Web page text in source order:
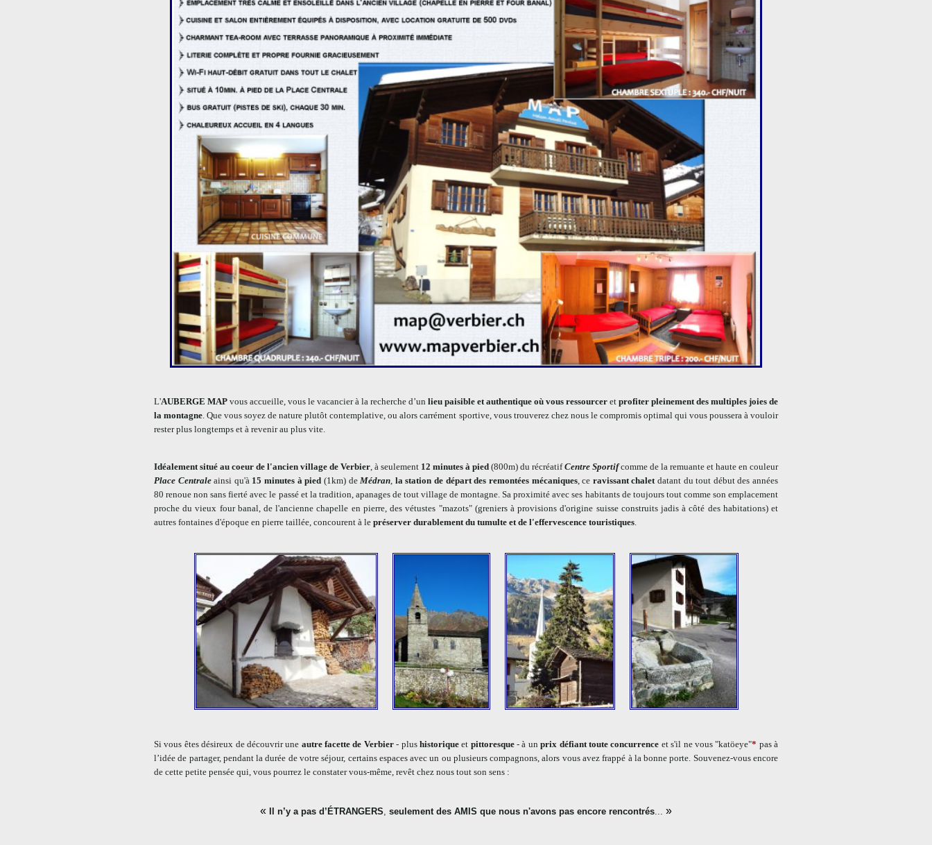
05/01/2022 PRIX "TRAVELLERS' CHOICE 2014" DÉCERNÉ PAR TRIPADVISOR
Nous sommes très fiers et reconnaissants d'avoir obtenu le prix "Travellers' Choice 2014" décerné par Tripadvisor, la plateforme Internet mondialement connue, dans la
05/01/2022
COURT-MÉTRAGE TOURNÉ EN PARTIE AU MAP, ARTICLES DE PRESSE ET REPORTAGE-RADIO À PROPOS DU MAP : "L'ÉCHO MAGAZINE"
(N°5-03.02.2011), "FEMINA MAGAZINE" (N°51-16.12.2012), "7 SKY MAGAZINE" ET "RHÔNE-FM" (14.01.2012)
COURT-MÉTRAGE CSI VERBIER RÉALISÉ PAR LETICIA, LUCAS ET SAMUEL ARTICLES DE PRESSE DE L'ÉCHO MAGAZINE, FEMINA MAGAZINE ET 7 SKY
Lire la suite...
L'AUBERGE MAP vous accueille, vous le vacancier à la recherche d’un lieu paisible et authentique où vous ressourcer et profiter pleinement des multiples joies de
la montagne. Que vous soyez de nature plutôt contemplative, ou alors carrément sportive, vous trouverez chez nous le compromis optimal qui vous poussera à vouloir
rester plus longtemps et à revenir au plus vite.
Idéalement situé au coeur de l'ancien village de Verbier, à seulement 12 minutes à pied (800m) du récréatifCentre Sportifcomme de la remuante et haute en couleur
Place Centraleainsi qu'à 15 minutes à pied (1km) de Médran, la station de départ des remontées mécaniques, ce ravissant chaletdatant du tout début des années
80 renoue non sans fierté avec le passé et la tradition, apanages de tout village de montagne. Sa proximité avec ses habitants de toujours tout comme son emplacement
proche du vieux four banal, de l'ancienne chapelle en pierre, des vétustes "mazots" (greniers à provisions d'origine suisse construits jadis à côté des habitations) et
autres fontaines d'époque en pierre taillée, concourent à le préserver durablement du tumulte et de l'effervescence touristiques.
Si vous êtes désireux de découvrir une autre facette de Verbier- plus historiqueet pittoresque- à unprix défiant toute concurrence et s'il ne vous "katöeye"* pas à
l’idée de partager, pendant la durée de votre séjour, certains espaces avec un ou plusieurs compagnons, alors vous avez frappé à la bonne porte. Souvenez-vous encore
de cette petite pensée qui, vous pourrez le constater vous-même, revêt chez nous tout son sens :
« Il n’y a pas d’ÉTRANGERS, seulement des AMIS que nous n'avons pas encore rencontrés... »